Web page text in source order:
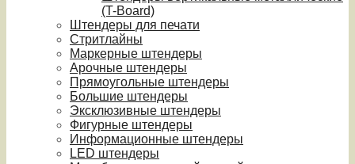
(T-Board)
Штендеры для печати
Стритлайны
Маркерные штендеры
Арочные штендеры
Прямоугольные штендеры
Большие штендеры
Эксклюзивные штендеры
Фигурные штендеры
Информационные штендеры
LED штендеры